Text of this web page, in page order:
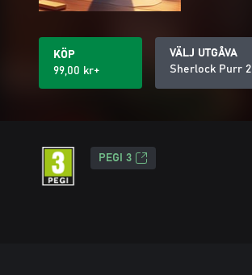
KÖP
99,00 kr+
VÄLJ UTGÅVA
Sherlock Purr 2
PEGI 3